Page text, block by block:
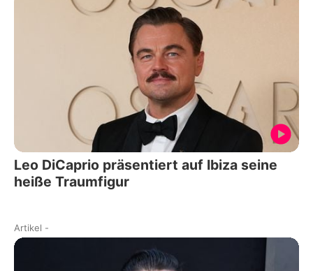
Leo DiCaprio präsentiert auf Ibiza seine
heiße Traumfigur
Artikel -